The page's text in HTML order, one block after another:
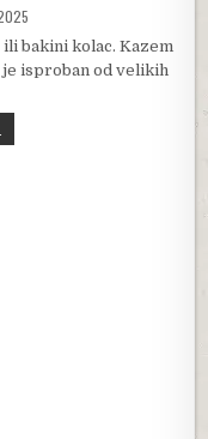
bakini kolac. Kazem
isproban od velikih
SAVRŠEN RECEPT ZA GALETE/